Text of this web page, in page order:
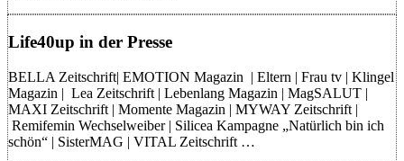
Life40up in der Presse
BELLA Zeitschrift| EMOTION Magazin | Eltern | Frau tv | Klingel
Magazin | Lea Zeitschrift | Lebenlang Magazin | MagSALUT |
MAXI Zeitschrift | Momente Magazin | MYWAY Zeitschrift |
Remifemin Wechselweiber | Silicea Kampagne „Natürlich bin ich
schön“ | SisterMAG | VITAL Zeitschrift …